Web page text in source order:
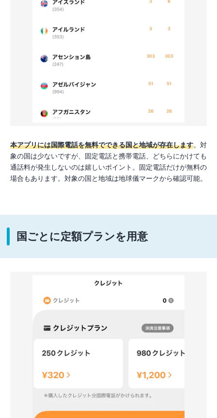
本アプリには国際電話を無料でできる国と地域が存在します。対
象の国は少ないですが、固定電話と携帯電話、どちらにかけても
通話料が発生しないのは嬉しいポイント。固定電話だけが無料の
場合もあります。対象の国と地域は地球儀マークから確認可能。
国ごとに定額プランを用意